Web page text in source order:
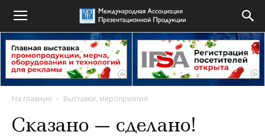
На главную Выставки, мероприятия
Сказано — сделано!